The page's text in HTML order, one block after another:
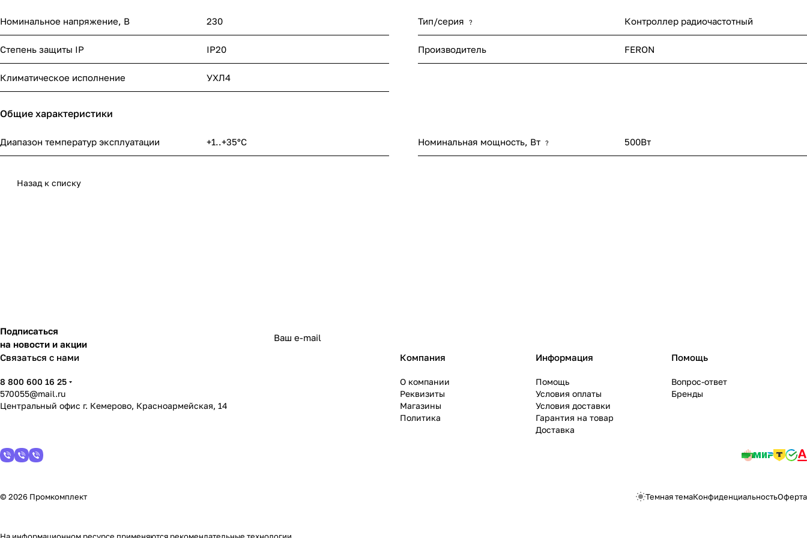
Номинальное напряжение, В 230 Тип/серия ? Контроллер радиочастотный
Степень защиты IP IP20 Производитель FERON
Климатическое исполнение УХЛ4
Общие характеристики
Диапазон температур эксплуатации +1..+35°C Номинальная мощность, Вт ? 500Вт
Назад к списку
Подписаться
на новости и акции
Связаться с нами
8 800 600 16 25
570055@mail.ru
Центральный офис г. Кемерово, Красноармейская, 14
Компания
О компании
Реквизиты
Магазины
Политика
Информация
Помощь
Условия оплаты
Условия доставки
Гарантия на товар
Доставка
Помощь
Вопрос-ответ
Бренды
© 2026 Промкомплект Темная темаКонфиденциальностьОферта